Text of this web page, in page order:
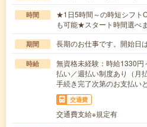
時間
★1日5時間～の時短シフト
も可能★スタート時間選べ
期間 長期のお仕事です。開始
時給
無資格未経験：時給1330
払い／週払い制度あり（月
手続き完了次第のお支払い
交通費
交通費支給※規定有